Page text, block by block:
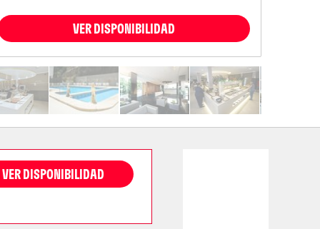
VER DISPONIBILIDAD
VER DISPONIBILIDAD